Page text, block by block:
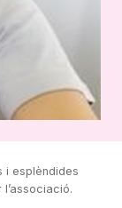
i esplèndides